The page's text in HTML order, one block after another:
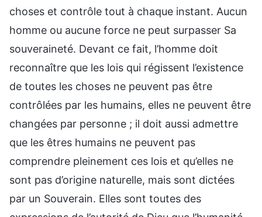
choses et contrôle tout à chaque instant. Aucun
homme ou aucune force ne peut surpasser Sa
souveraineté. Devant ce fait, l’homme doit
reconnaître que les lois qui régissent l’existence
de toutes les choses ne peuvent pas être
contrôlées par les humains, elles ne peuvent être
changées par personne ; il doit aussi admettre
que les êtres humains ne peuvent pas
comprendre pleinement ces lois et qu’elles ne
sont pas d’origine naturelle, mais sont dictées
par un Souverain. Elles sont toutes des